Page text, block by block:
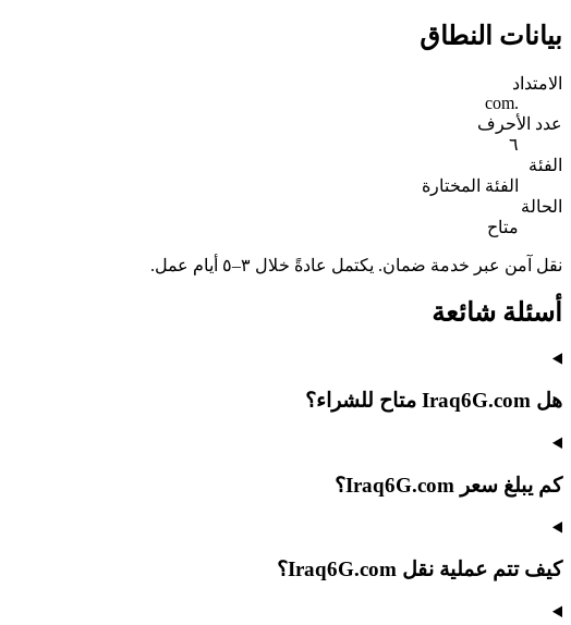
بيانات النطاق
الامتداد
.com
عدد الأحرف
٦
الفئة
الفئة المختارة
الحالة
متاح
نقل آمن عبر خدمة ضمان. يكتمل عادةً خلال ٣–٥ أيام عمل.
أسئلة شائعة
هل Iraq6G.com متاح للشراء؟
كم يبلغ سعر Iraq6G.com؟
كيف تتم عملية نقل Iraq6G.com؟